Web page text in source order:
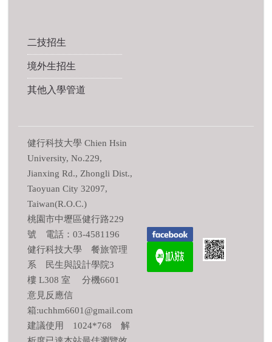
二技招生
境外生招生
其他入學管道
健行科技大學 Chien Hsin
University, No.229,
Jianxing Rd., Zhongli Dist.,
Taoyuan City 32097,
Taiwan(R.O.C.)
桃園市中壢區健行路229
號 電話：03-4581196
健行科技大學 餐旅管理
系 民生與設計學院3
樓 L308 室 分機6601
意見反應信
箱:uchhm6601@gmail.com
建議使用 1024*768 解